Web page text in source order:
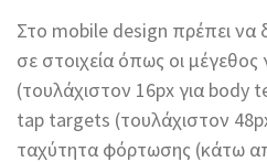
Στο mobile design πρέπει να
σε στοιχεία όπως οι
(τουλάχιστον 16px για
tap targets (τουλάχιστον
ταχύτητα φόρτωσης (κάτω